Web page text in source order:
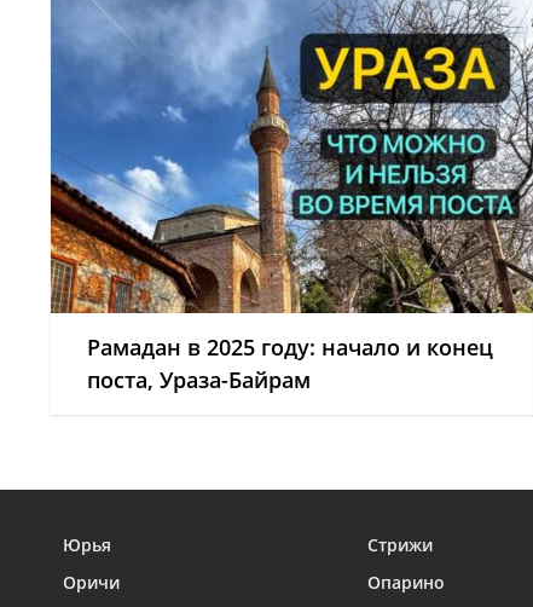
Рамадан в 2025 году: начало и конец
поста, Ураза-Байрам
Юрья Стрижи
Оричи
Опарино